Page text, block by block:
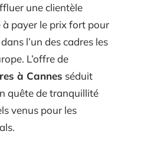
une clientèle
payer le prix fort pour
l’un des cadres les
L’offre de
à Cannes séduit
quête de tranquillité
venus pour les